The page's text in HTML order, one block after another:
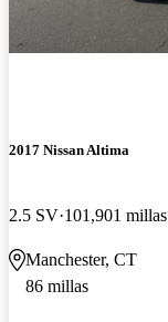
2017 Nissan Altima
2.5 SV 101,901 millas
Manchester, CT
86 millas